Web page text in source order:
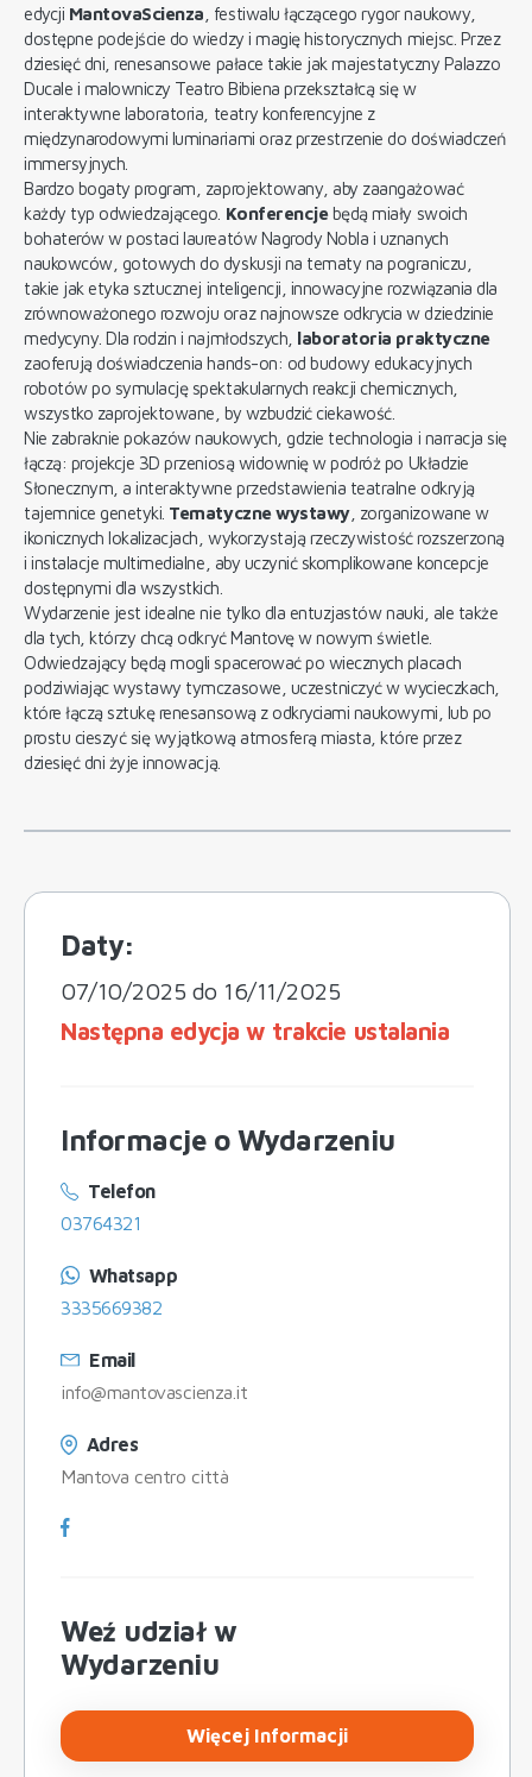
edycji MantovaScienza , festiwalu łączącego rygor naukowy,
dostępne podejście do wiedzy i magię historycznych miejsc. Przez
dziesięć dni, renesansowe pałace takie jak majestatyczny Palazzo
Ducale i malowniczy Teatro Bibiena przekształcą się w
interaktywne laboratoria, teatry konferencyjne z
międzynarodowymi luminariami oraz przestrzenie do doświadczeń
immersyjnych.
Bardzo bogaty program, zaprojektowany, aby zaangażować
każdy typ odwiedzającego. Konferencjebędą miały swoich
bohaterów w postaci laureatów Nagrody Nobla i uznanych
naukowców, gotowych do dyskusji na tematy na pograniczu,
takie jak etyka sztucznej inteligencji, innowacyjne rozwiązania dla
zrównoważonego rozwoju oraz najnowsze odkrycia w dziedzinie
medycyny. Dla rodzin i najmłodszych, laboratoria praktyczne
zaoferują doświadczenia hands-on: od budowy edukacyjnych
robotów po symulację spektakularnych reakcji chemicznych,
wszystko zaprojektowane, by wzbudzić ciekawość.
Nie zabraknie pokazów naukowych, gdzie technologia i narracja się
łączą: projekcje 3D przeniosą widownię w podróż po Układzie
Słonecznym, a interaktywne przedstawienia teatralne odkryją
tajemnice genetyki. Tematyczne wystawy, zorganizowane w
ikonicznych lokalizacjach, wykorzystają rzeczywistość rozszerzoną
i instalacje multimedialne, aby uczynić skomplikowane koncepcje
dostępnymi dla wszystkich.
Wydarzenie jest idealne nie tylko dla entuzjastów nauki, ale także
dla tych, którzy chcą odkryć Mantovę w nowym świetle.
Odwiedzający będą mogli spacerować po wiecznych placach
podziwiając wystawy tymczasowe, uczestniczyć w wycieczkach,
które łączą sztukę renesansową z odkryciami naukowymi, lub po
prostu cieszyć się wyjątkową atmosferą miasta, które przez
dziesięć dni żyje innowacją.
Daty:
07/10/2025 do 16/11/2025
Następna edycja w trakcie ustalania
Informacje o Wydarzeniu
Telefon
03764321
Whatsapp
3335669382
Email
info@mantovascienza.it
Adres
Mantova centro città
Weź udział w
Wydarzeniu
Więcej Informacji